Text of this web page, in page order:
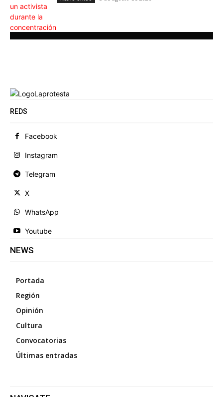
REDS
Facebook
Instagram
Telegram
X
WhatsApp
Youtube
NEWS
Portada
Región
Opinión
Cultura
Convocatorias
Últimas entradas